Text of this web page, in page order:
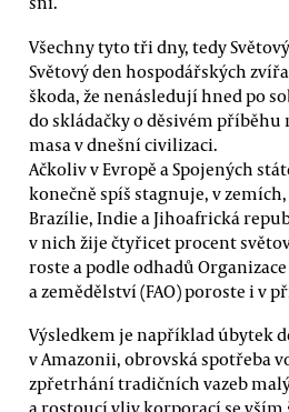
Všechny tyto tři dny, tedy
Světový den hospodářských
škoda, že nenásledují hned po
do skládačky o děsivém
masa v dnešní civilizaci.
Ačkoliv v Evropě a Spojených
konečně spíš stagnuje, v
Brazílie, Indie a Jihoafrická
v nich žije čtyřicet procent
roste a podle odhadů
a zemědělství (FAO) poroste i v
Výsledkem je například úbytek
v Amazonii, obrovská spotřeba
zpřetrhání tradičních vazeb